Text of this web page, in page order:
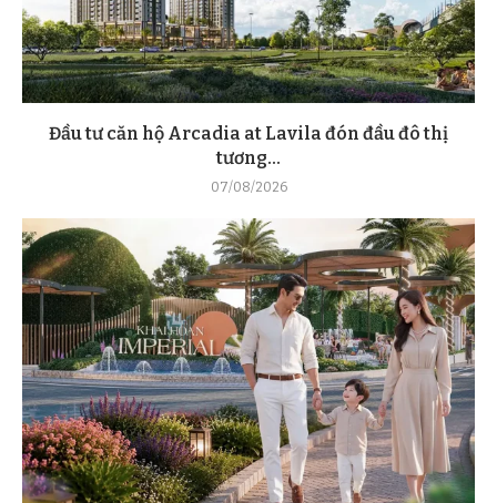
Đầu tư căn hộ Arcadia at Lavila đón đầu đô thị
tương...
07/08/2026